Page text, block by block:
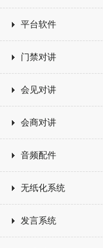
平台软件
门禁对讲
会见对讲
会商对讲
音频配件
无纸化系统
发言系统